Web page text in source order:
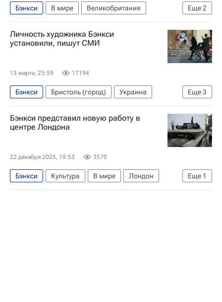
Еще2
Бэнкси В мире
Великобритания
Культура
Культура
Личность художника Бэнкси
установили, пишут СМИ
13 марта, 23:59 17194
Еще3
Бэнкси Бристоль (город)
Украина
Великобритания
Дэвид Боуи Культура
Бэнкси представил новую работу в
центре Лондона
22 декабря 2025, 19:53 3570
Еще 1
Бэнкси Культура В мире
Лондон
Россия